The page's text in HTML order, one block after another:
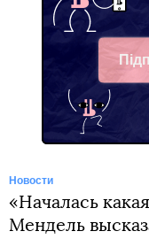
Новости
«Началась
Мендель